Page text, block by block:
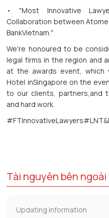
• "Most Innovative
Collaboration between
BankVietnam."
We're honoured to be
legal firms in the region and
at the awards event,
Hotel inSingapore on the
to our clients, partners,and
and hard work.
Tài nguyên bên ngoài
Updating information